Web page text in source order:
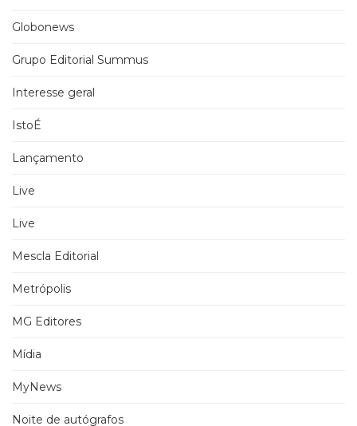
Globonews
Grupo Editorial Summus
Interesse geral
IstoÉ
Lançamento
Live
Live
Mescla Editorial
Metrópolis
MG Editores
Mídia
MyNews
Noite de autógrafos